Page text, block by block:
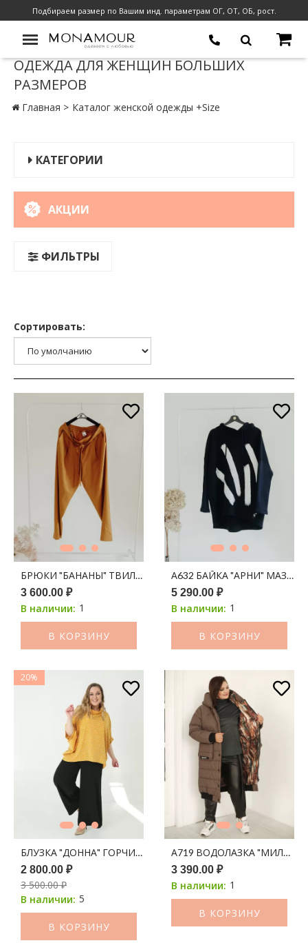
Подбираем размер по Вашим инд. параметрам ОГ, ОТ, ОБ, рост.
ОДЕЖДА ДЛЯ ЖЕНЩИН БОЛЬШИХ
РАЗМЕРОВ
Главная Каталог женской одежды +Size
КАТЕГОРИИ
АКЦИИ
ФИЛЬТРЫ
Сортировать:
БРЮКИ "БАНАНЫ" ТВИЛ ОРАНЖЕВЫЙ
3 600.00 ₽
В наличии: 1
В КОРЗИНУ
А632 БАЙКА "АРНИ" МАЗКИ
5 290.00 ₽
В наличии: 1
В КОРЗИНУ
20%
БЛУЗКА "ДОННА" ГОРЧИЦА В ХАОТИЧНЫЙ СРЕДНИЙ ГОРОХ
2 800.00 ₽
3 500.00 ₽
В наличии: 5
В КОРЗИНУ
А719 ВОДОЛАЗКА "МИЛА"
3 390.00 ₽
В наличии: 1
В КОРЗИНУ